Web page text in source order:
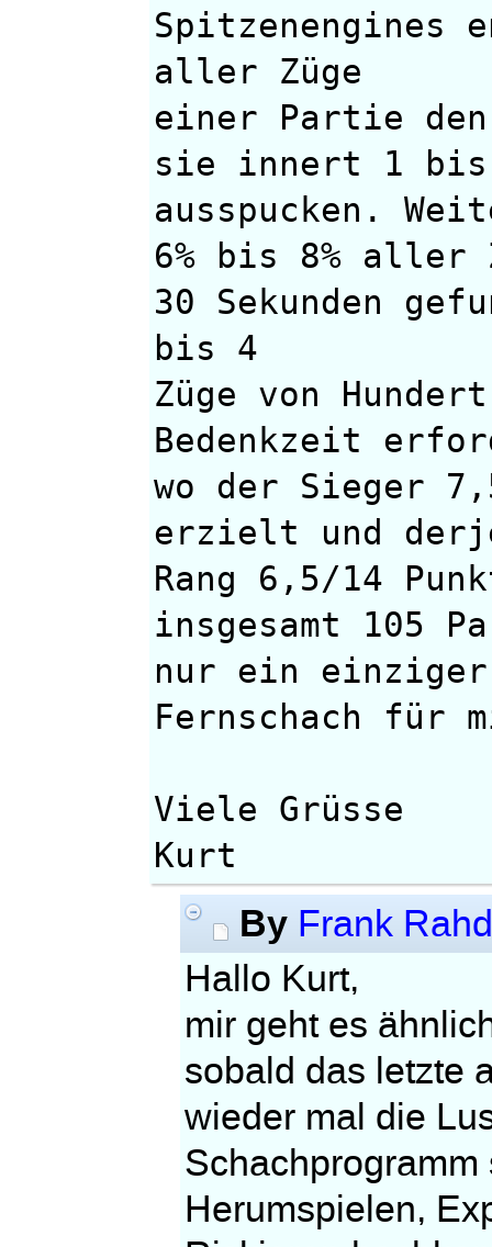
Spitzenengines
aller Züge
einer Partie
sie innert 1 bis
ausspucken.
6% bis 8% aller
30 Sekunden
bis 4
Züge von
Bedenkzeit
wo der Sieger
erzielt und
Rang 6,5/14
insgesamt 105
nur ein
Fernschach für
Viele Grüsse
Kurt
By Frank
Hallo Kurt,
mir geht es
sobald das letzte
wieder mal die
Herumspielen,